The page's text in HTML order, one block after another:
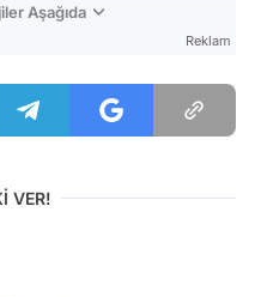
Aşağıda
Reklam
VER!